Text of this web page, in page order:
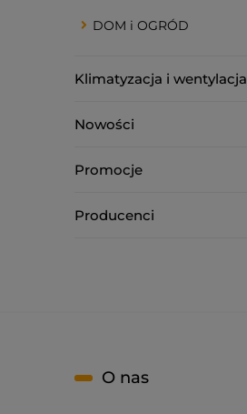
DOM i OGRÓD
Klimatyzacja i wentylacja
Nowości
Promocje
Producenci
O nas